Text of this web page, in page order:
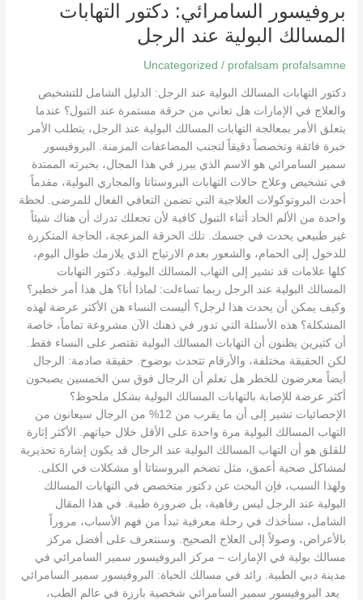
بروفيسور السامرائي: دكتور التهابات
المسالك البولية عند الرجل
Uncategorized / profalsam profalsamne
دكتور التهابات المسالك البولية عند الرجل: الدليل الشامل للتشخيص
والعلاج في الإمارات هل تعاني من حرقة مستمرة عند التبول؟ عندما
يتعلق الأمر بمعالجة التهابات المسالك البولية عند الرجل، يتطلب الأمر
خبرة فائقة وتخصصاً دقيقاً لتجنب المضاعفات المزمنة. البروفيسور
سمير السامرائي هو الاسم الذي يبرز في هذا المجال، بخبرته الممتدة
في تشخيص وعلاج حالات التهابات البروستاتا والمجاري البولية، مقدماً
أحدث البروتوكولات العلاجية التي تضمن التعافي الفعال للمرضى. لحظة
واحدة من الألم الحاد أثناء التبول كافية لأن تجعلك تدرك أن هناك شيئاً
غير طبيعي يحدث في جسمك. تلك الحرقة المزعجة، الحاجة المتكررة
للدخول إلى الحمام، والشعور بعدم الارتياح الذي يلازمك طوال اليوم،
كلها علامات قد تشير إلى التهاب المسالك البولية. دكتور التهابات
المسالك البولية عند الرجل ربما تساءلت: لماذا أنا؟ هل هذا أمر خطير؟
وكيف يمكن أن يحدث هذا لرجل؟ أليست النساء هن الأكثر عرضة لهذه
المشكلة؟ هذه الأسئلة التي تدور في ذهنك الآن مشروعة تماماً، خاصة
أن كثيرين يظنون أن التهابات المسالك البولية تقتصر على النساء فقط.
لكن الحقيقة مختلفة، والأرقام تتحدث بوضوح. حقيقة صادمة: الرجال
أيضاً معرضون للخطر هل تعلم أن الرجال فوق سن الخمسين يصبحون
أكثر عرضة للإصابة بالتهابات المسالك البولية بشكل ملحوظ؟
الإحصائيات تشير إلى أن ما يقرب من 12% من الرجال سيعانون من
التهاب المسالك البولية مرة واحدة على الأقل خلال حياتهم. الأكثر إثارة
للقلق هو أن التهاب المسالك البولية عند الرجال قد يكون إشارة تحذيرية
لمشاكل صحية أعمق، مثل تضخم البروستاتا أو مشكلات في الكلى.
ولهذا السبب، فإن البحث عن دكتور متخصص في التهابات المسالك
البولية عند الرجل ليس رفاهية، بل ضرورة طبية. في هذا المقال
الشامل، سنأخذك في رحلة معرفية تبدأ من فهم الأسباب، مروراً
بالأعراض، وصولاً إلى العلاج الصحيح. وسنتعرف على أفضل مركز
مسالك بولية في الإمارات – مركز البروفيسور سمير السامرائي في
مدينة دبي الطبية. رائد في مسالك الحياة: البروفيسور سمير السامرائي
يعد البروفيسور سمير السامرائي شخصية بارزة في عالم الطب،
التهابات
المسالك
البولية
الرجل